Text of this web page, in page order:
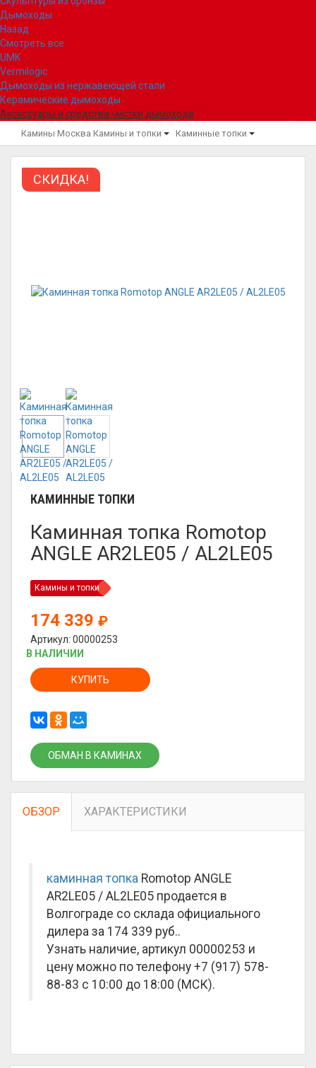
Дымоходы
Назад
Смотреть все
UMK
Vermilogic
Дымоходы из нержавеющей стали
Керамические дымоходы
Аксессуары и средства чистки дымохода
Камины Москва Камины и топки Каминные топки
СКИДКА!
КАМИННЫЕ ТОПКИ
Каминная топка Romotop
ANGLE AR2LE05 / AL2LE05
Камины и топки
174 339 ₽
Артикул: 00000253
В НАЛИЧИИ
КУПИТЬ
ОБМАН В КАМИНАХ
ОБЗОР ХАРАКТЕРИСТИКИ
каминная топка Romotop ANGLE
AR2LE05 / AL2LE05 продается в
Волгограде со склада официального
дилера за 174 339 руб..
Узнать наличие, артикул 00000253 и
цену можно по телефону +7 (917) 578-
88-83 с 10:00 до 18:00 (МСК).